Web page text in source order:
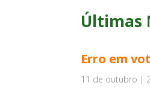
Últimas
Erro em
11 de outubro |